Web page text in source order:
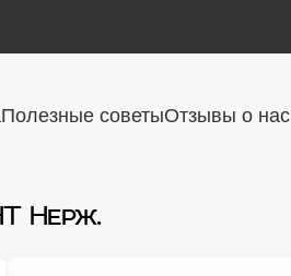
Полезные советыОтзывы о нас
Нерж.